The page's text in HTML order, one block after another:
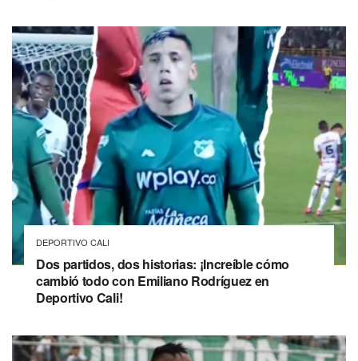
DEPORTIVO CALI
Dos partidos, dos historias: ¡Increíble cómo
cambió todo con Emiliano Rodríguez en
Deportivo Cali!